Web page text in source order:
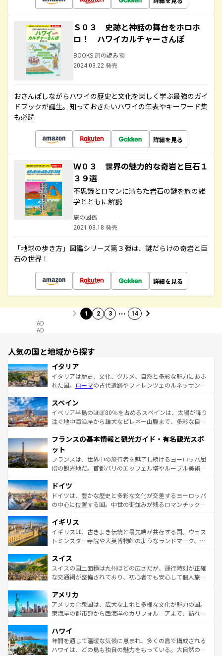
Ｓ０３ 史跡と神話の舞台をホロホ
ロ！ ハワイカルチャーさんぽ
BOOKS 旅の読み物
2024.03.22 発売
おさんぽしながらハワイの歴史と文化を楽しく学ぶ最強のガイ
ドブックが誕生。知っておきたいハワイの年表やキーワード集
も必読
詳細を見る
Ｗ０３ 世界の魅力的な奇岩と巨石１
３９選
不思議とロマンに満ちた岩石の謎を旅の雑
学とともに解説
旅の図鑑
2021.03.18 発売
「地球の歩き方」図鑑シリーズ第３弾は、謎だらけの奇岩と巨
石の世界！
詳細を見る
1 2 3 … 14
AD
AD
人気の国と地域から探す
イタリア
イタリアは歴史、文化、グルメ、自然と多彩な魅力にあふ
れた国。 ローマの古代遺跡やフィレンツェのルネッサンス
ろん、トスカーナの美しい田園風景やアマルフィ海岸の絶
景など、自然景観も見逃せない。観光の合間には、本場の
ピザやパスタなど、絶品のイタリア料理を堪能することも
ませてくれるイタリアで、忘れられない旅をしてみよう！
なお、新着のイタリア情報は
しい。
スペイン
イベリア半島のほぼ80％を占めるスペインは、太陽が降り
注ぐ地中海沿岸から雄大なピレネー山脈まで、多彩な自然
文化が根付くこの国では、情熱的なフラメンコ、熱気あふ
れる闘牛、そして美味しいタパスが生活の一部となってい
る。首都マドリードの洗練された雰囲気や、バルセロナの
アートに溢れた街角から、地方では古代ローマ遺跡や中世
せる。地方によって風土や気候が異なるスペインはその個
性で訪れる人を魅了する。 なお、新着のスペイン情報は コ
ンテンツ一覧を参照してほしい。
フランスの基本情報と観光ガイド・有名観光スポ
ット
フランスは、世界中の旅行者を魅了し続けるヨーロッパ屈
指の観光地だ。首都パリのエッフェル塔やルーブル美術館
で、幅広い魅力が詰まっている。華麗な宮殿、歴史的な大
聖堂、美しいビーチ、そして豊かな自然が、訪れる者を心
から魅了する。また、フランスは美食の国としても知ら
いる。シャンパンの発祥地であるランス、プロヴァンスの
香り高いラベンダー畑など、多彩な楽しみ方が可能だ。さ
らに、パリ以外の地域にも魅力が溢れており、どの街角に
れる地方に足を運ぶとそれぞれで全く異なる文化を体験で
きるだろう。 なお、新着のフランス情報はコンテンツ一覧
を参照してほしい。
ドイツ
ドイツは、豊かな歴史と多彩な文化が交差するヨーロッパ
の中心に位置する国。中世の街並みが残るロマンチック街
顔を持つこの国は、どこを歩いても飽きることがない。ベ
ルリンの文化的活気、バイエルン州のアルプスの絶景、そ
してライン川沿いのワイン畑といった風景は必見。ビール
は、お酒好きな人にはぜひ体験してほしい。 なお、新着の
ドイツ情報はコンテンツ一覧を参照してほしい。
イギリス
イギリスは、古きよき伝統と最先端が共存する国。ウェス
トミンスター寺院や大英博物館のようなランドマーク、歴
リアごとに異なる魅力がある。また、優雅なアフタヌーン
ティー、ビール好きにはたまらない英国パブ、サッカー観
戦など、本場だからこそできる体験も豊富。イギリスを旅
ンツ一覧を参照してほしい。
スイス
スイスの国土面積は九州ほどの広さだが、運行時刻が正確
な交通網が整備されており、初心者でも安心して個人旅行
の建物がそのまま残る町や、スイスならではのユニークな
博物館もあり、アルプス観光だけでなく町歩きも満喫する
ことができる。国民の所得が高いため物価も高いが、旅行
ば市内交通費無料で観光を楽しむこともできる。 なお、新
着のスイス情報はコンテンツ一覧 を参照してほしい。
アメリカ
アメリカ合衆国は、広大な土地と多様な文化が魅力の国。
東海岸の都市部から西海岸のカリフォルニアまで、訪れる
のような巨大都市は、観光、ショッピング、エンターテイ
ンメントが詰まった刺激的なスポットだ。一方、アメリカ
西部には大自然が広がり、グランドキャニオンやイエロー
ハワイ
年間を通じて温暖な気候に恵まれ、多くの島で構成される
ハワイは、どの島も独自の魅力をもっている。大自然の神